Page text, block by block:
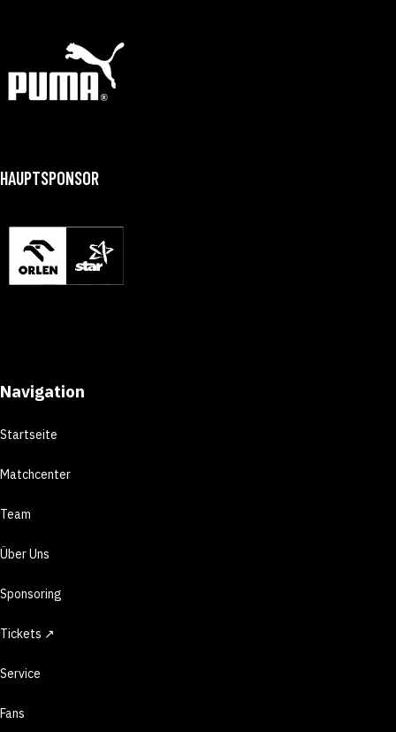
HAUPTSPONSOR
Navigation
Startseite
Matchcenter
Team
Über Uns
Sponsoring
Tickets ↗
Service
Fans